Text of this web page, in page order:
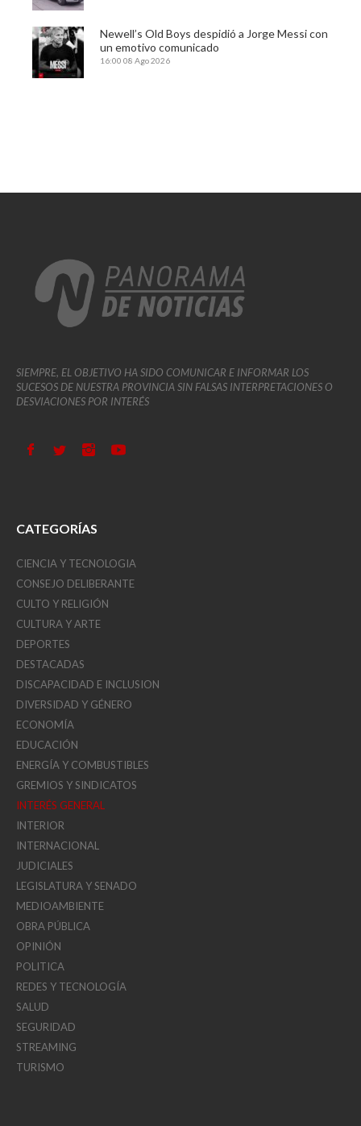
Newell’s Old Boys despidió a Jorge Messi con
un emotivo comunicado
16:00 08 Ago 2026
SIEMPRE, EL OBJETIVO HA SIDO COMUNICAR E INFORMAR LOS
SUCESOS DE NUESTRA PROVINCIA SIN FALSAS INTERPRETACIONES O
DESVIACIONES POR INTERÉS
CATEGORÍAS
CIENCIA Y TECNOLOGIA
CONSEJO DELIBERANTE
CULTO Y RELIGIÓN
CULTURA Y ARTE
DEPORTES
DESTACADAS
DISCAPACIDAD E INCLUSION
DIVERSIDAD Y GÉNERO
ECONOMÍA
EDUCACIÓN
ENERGÍA Y COMBUSTIBLES
GREMIOS Y SINDICATOS
INTERÉS GENERAL
INTERIOR
INTERNACIONAL
JUDICIALES
LEGISLATURA Y SENADO
MEDIOAMBIENTE
OBRA PÚBLICA
OPINIÓN
POLITICA
REDES Y TECNOLOGÍA
SALUD
SEGURIDAD
STREAMING
TURISMO